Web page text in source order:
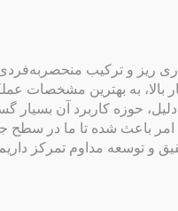
ریز و ترکیب
به بهترین مشخصات
حوزه کاربرد آن بسیار
امر باعث شده تا ما در سطح
و توسعه مداوم تمرکز